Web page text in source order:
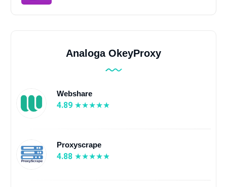
Analoga OkeyProxy
Webshare
4.89
Proxyscrape
4.88